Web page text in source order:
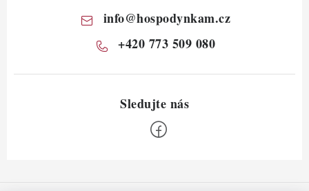
info@hospodynkam.cz
+420 773 509 080